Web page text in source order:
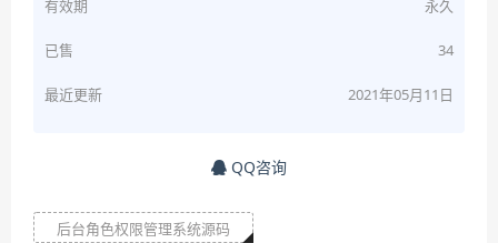
有效期 永久
已售 34
最近更新 2021年05月11日
QQ咨询
后台角色权限管理系统源码